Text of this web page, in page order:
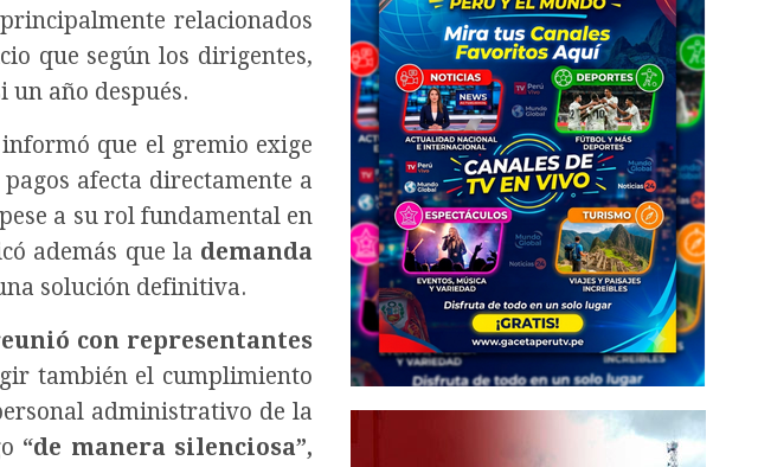
principalmente relacionados
que según los dirigentes,
un año después.
que el gremio exige
afecta directamente a
a su rol fundamental en
además que la demanda
solución definitiva.
con representantes
también el cumplimiento
administrativo de la
“de manera silenciosa”,